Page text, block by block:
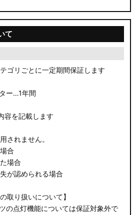
て
ゴリごとに一定期間保証します
ー…1年間
容を記載します
されません。
合
場合
が認められる場合
取り扱いについて】
の点灯機能については保証対象外で